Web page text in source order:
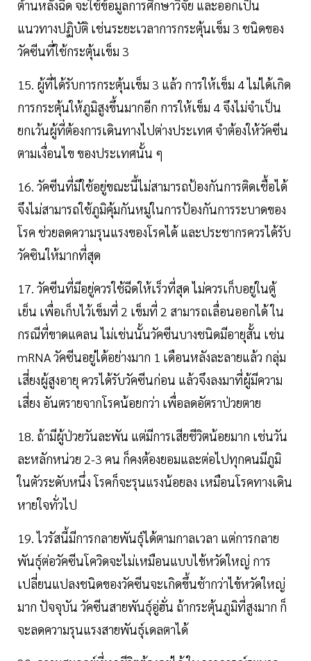
ต้านหลังฉีด จะใช้ข้อมูลการศึกษาวิจัย และออกเป็น
แนวทางปฏิบัติ เช่นระยะเวลาการกระตุ้นเข็ม 3 ชนิดของ
วัคซีนที่ใช้กระตุ้นเข็ม 3
15. ผู้ที่ได้รับการกระตุ้นเข็ม 3 แล้ว การให้เข็ม 4 ไม่ได้เกิด
การกระตุ้นให้ภูมิสูงขึ้นมากอีก การให้เข็ม 4 จึงไม่จำเป็น
ยกเว้นผู้ที่ต้องการเดินทางไปต่างประเทศ จำต้องให้วัคซีน
ตามเงื่อนไข ของประเทศนั้น ๆ
16. วัคซีนที่มีใช้อยู่ขณะนี้ไม่สามารถป้องกันการติดเชื้อได้
จึงไม่สามารถใช้ภูมิคุ้มกันหมู่ในการป้องกันการระบาดของ
โรค ช่วยลดความรุนแรงของโรคได้ และประชากรควรได้รับ
วัคซินให้มากที่สุด
17. วัคซีนที่มีอยู่ควรใช้ฉีดให้เร็วที่สุด ไม่ควรเก็บอยู่ในตู้
เย็น เพื่อเก็บไว้เข็มที่ 2 เข็มที่ 2 สามารถเลื่อนออกได้ ใน
กรณีที่ขาดแคลน ไม่เช่นนั้นวัคซีนบางชนิดมีอายุสั้น เช่น
mRNA วัคซีนอยู่ได้อย่างมาก 1 เดือนหลังละลายแล้ว กลุ่ม
เสี่ยงผู้สูงอายุ ควรได้รับวัคซีนก่อน แล้วจึงลงมาที่ผู้มีความ
เสี่ยง อันตรายจากโรคน้อยกว่า เพื่อลดอัตราป่วยตาย
18. ถ้ามีผู้ป่วยวันละพัน แต่มีการเสียชีวิตน้อยมาก เช่นวัน
ละหลักหน่วย 2-3 คน ก็คงต้องยอมและต่อไปทุกคนมีภูมิ
ในตัวระดับหนึ่ง โรคก็จะรุนแรงน้อยลง เหมือนโรคทางเดิน
หายใจทั่วไป
19. ไวรัสนี้มีการกลายพันธุ์ได้ตามกาลเวลา แต่การกลาย
พันธุ์ต่อวัคซีนโควิดจะไม่เหมือนแบบไข้หวัดใหญ่ การ
เปลี่ยนแปลงชนิดของวัคซีนจะเกิดขึ้นช้ากว่าไข้หวัดใหญ่
มาก ปัจจุบัน วัคซีนสายพันธุ์อู่ฮั่น ถ้ากระตุ้นภูมิที่สูงมาก ก็
จะลดความรุนแรงสายพันธุ์เดลตาได้